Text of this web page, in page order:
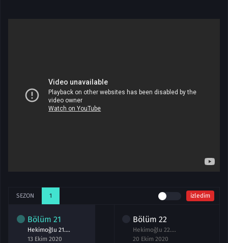
SEZON 1 izledim
Bölüm 21
Hekimoğlu 21.Bölüm izle
13 Ekim 2020
Bölüm 22
Hekimoğlu 22.Bölüm izle Full
20 Ekim 2020